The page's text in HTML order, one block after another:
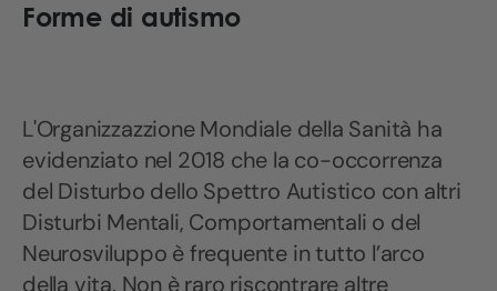
Forme di autismo
L'Organizzazzione Mondiale della Sanità ha
evidenziato nel 2018 che la co-occorrenza
del Disturbo dello Spettro Autistico con altri
Disturbi Mentali, Comportamentali o del
Neurosviluppo è frequente in tutto l’arco
della vita. Non è raro riscontrare altre